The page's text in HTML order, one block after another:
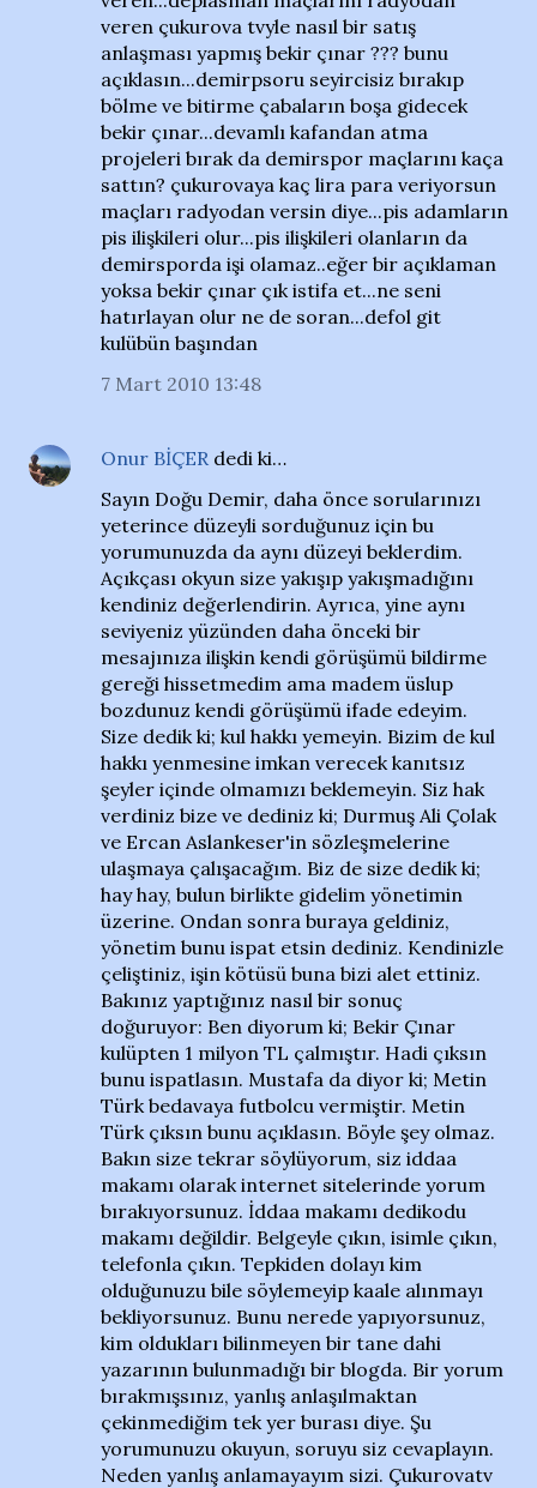
veren çukurova tvyle nasıl bir satış
anlaşması yapmış bekir çınar ??? bunu
açıklasın...demirpsoru seyircisiz bırakıp
bölme ve bitirme çabaların boşa gidecek
bekir çınar...devamlı kafandan atma
projeleri bırak da demirspor maçlarını kaça
sattın? çukurovaya kaç lira para veriyorsun
maçları radyodan versin diye...pis adamların
pis ilişkileri olur...pis ilişkileri olanların da
demirsporda işi olamaz..eğer bir açıklaman
yoksa bekir çınar çık istifa et...ne seni
hatırlayan olur ne de soran...defol git
kulübün başından
7 Mart 2010 13:48
Onur BİÇER dedi ki…
Sayın Doğu Demir, daha önce sorularınızı
yeterince düzeyli sorduğunuz için bu
yorumunuzda da aynı düzeyi beklerdim.
Açıkçası okyun size yakışıp yakışmadığını
kendiniz değerlendirin. Ayrıca, yine aynı
seviyeniz yüzünden daha önceki bir
mesajınıza ilişkin kendi görüşümü bildirme
gereği hissetmedim ama madem üslup
bozdunuz kendi görüşümü ifade edeyim.
Size dedik ki; kul hakkı yemeyin. Bizim de kul
hakkı yenmesine imkan verecek kanıtsız
şeyler içinde olmamızı beklemeyin. Siz hak
verdiniz bize ve dediniz ki; Durmuş Ali Çolak
ve Ercan Aslankeser'in sözleşmelerine
ulaşmaya çalışacağım. Biz de size dedik ki;
hay hay, bulun birlikte gidelim yönetimin
üzerine. Ondan sonra buraya geldiniz,
yönetim bunu ispat etsin dediniz. Kendinizle
çeliştiniz, işin kötüsü buna bizi alet ettiniz.
Bakınız yaptığınız nasıl bir sonuç
doğuruyor: Ben diyorum ki; Bekir Çınar
kulüpten 1 milyon TL çalmıştır. Hadi çıksın
bunu ispatlasın. Mustafa da diyor ki; Metin
Türk bedavaya futbolcu vermiştir. Metin
Türk çıksın bunu açıklasın. Böyle şey olmaz.
Bakın size tekrar söylüyorum, siz iddaa
makamı olarak internet sitelerinde yorum
bırakıyorsunuz. İddaa makamı dedikodu
makamı değildir. Belgeyle çıkın, isimle çıkın,
telefonla çıkın. Tepkiden dolayı kim
olduğunuzu bile söylemeyip kaale alınmayı
bekliyorsunuz. Bunu nerede yapıyorsunuz,
kim oldukları bilinmeyen bir tane dahi
yazarının bulunmadığı bir blogda. Bir yorum
bırakmışsınız, yanlış anlaşılmaktan
çekinmediğim tek yer burası diye. Şu
yorumunuzu okuyun, soruyu siz cevaplayın.
Neden yanlış anlamayayım sizi. Çukurovatv